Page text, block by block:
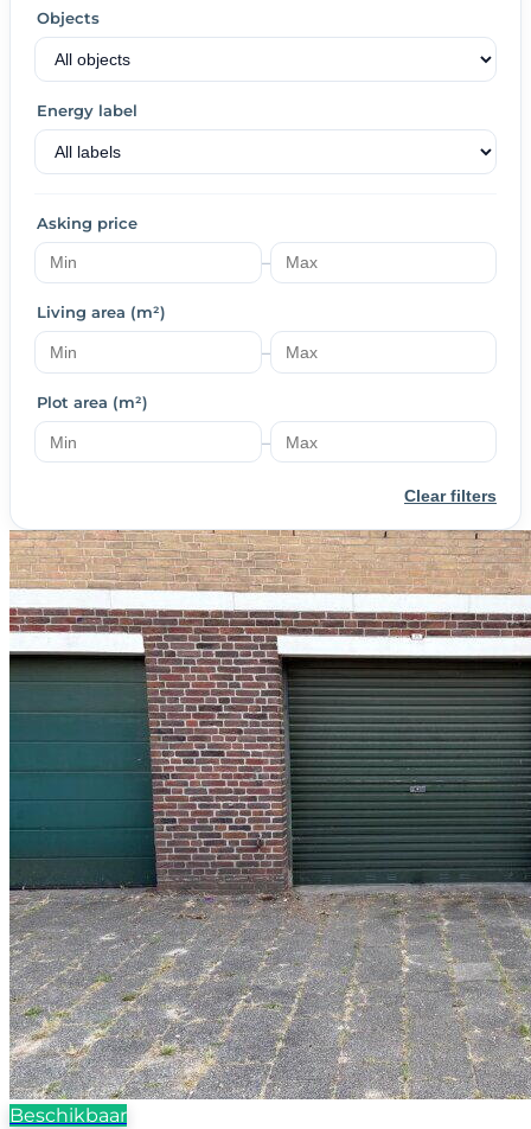
Objects
Energy label
Asking price
–
Living area (m²)
–
Plot area (m²)
–
Clear filters
Beschikbaar